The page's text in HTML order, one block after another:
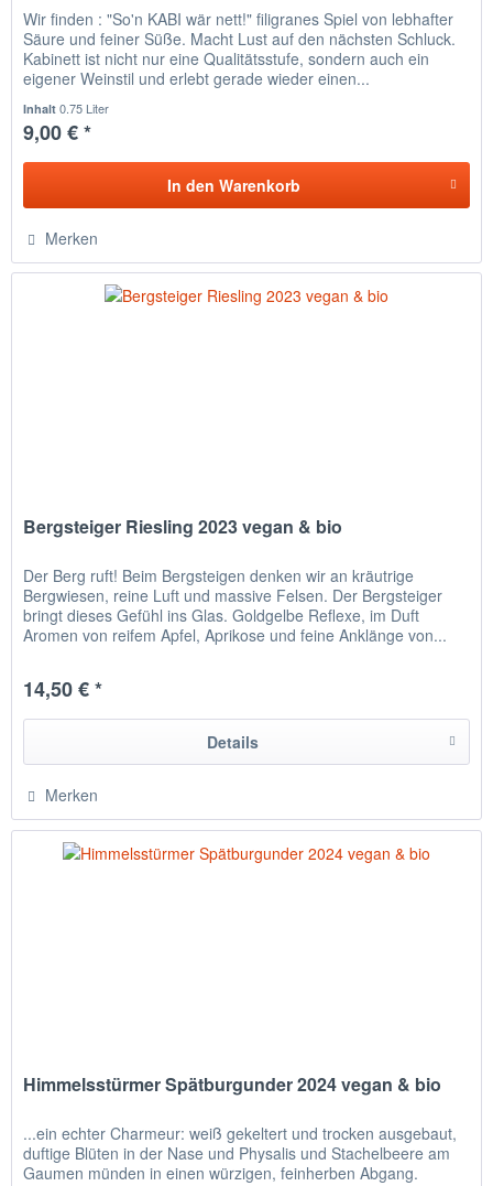
Wir finden : "So'n KABI wär nett!" filigranes Spiel von lebhafter
Säure und feiner Süße. Macht Lust auf den nächsten Schluck.
Kabinett ist nicht nur eine Qualitätsstufe, sondern auch ein
eigener Weinstil und erlebt gerade wieder einen...
Inhalt0.75 Liter
9,00 € *
In den Warenkorb
Merken
Bergsteiger Riesling 2023 vegan & bio
Der Berg ruft! Beim Bergsteigen denken wir an kräutrige
Bergwiesen, reine Luft und massive Felsen. Der Bergsteiger
bringt dieses Gefühl ins Glas. Goldgelbe Reflexe, im Duft
Aromen von reifem Apfel, Aprikose und feine Anklänge von...
14,50 € *
Details
Merken
Himmelsstürmer Spätburgunder 2024 vegan & bio
...ein echter Charmeur: weiß gekeltert und trocken ausgebaut,
duftige Blüten in der Nase und Physalis und Stachelbeere am
Gaumen münden in einen würzigen, feinherben Abgang.